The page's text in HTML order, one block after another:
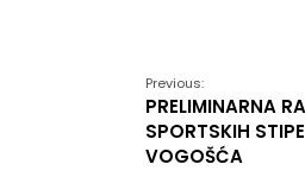
Previous:
PRELIMINARNA
SPORTSKIH
VOGOŠĆA